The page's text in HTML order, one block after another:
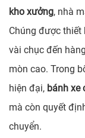
kho xưởng, nhà
Chúng được thiết
vài chục đến
mòn cao. Trong
hiện đại, bánh xe
mà còn quyết
chuyển.